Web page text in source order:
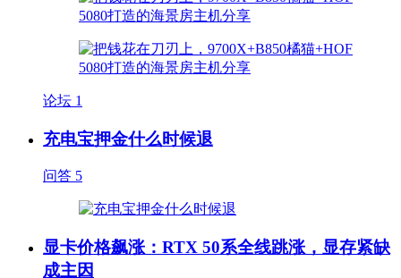
论坛 1
充电宝押金什么时候退
问答 5
显卡价格飙涨：RTX 50系全线跳涨，显存紧缺
成主因